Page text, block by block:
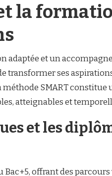
la
adaptée et un
transformer ses
SMART constitue
atteignables et
et les
offrant des